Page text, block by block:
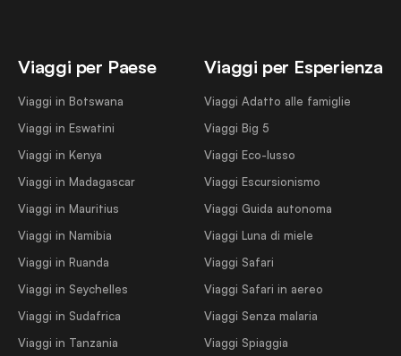
Viaggi per Paese
Viaggi in Botswana
Viaggi in Eswatini
Viaggi in Kenya
Viaggi in Madagascar
Viaggi in Mauritius
Viaggi in Namibia
Viaggi in Ruanda
Viaggi in Seychelles
Viaggi in Sudafrica
Viaggi in Tanzania
Viaggi per Esperienza
Viaggi Adatto alle famiglie
Viaggi Big 5
Viaggi Eco-lusso
Viaggi Escursionismo
Viaggi Guida autonoma
Viaggi Luna di miele
Viaggi Safari
Viaggi Safari in aereo
Viaggi Senza malaria
Viaggi Spiaggia